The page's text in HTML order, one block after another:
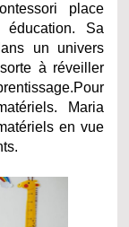
place
Sa
un univers
à réveiller
Maria
en vue